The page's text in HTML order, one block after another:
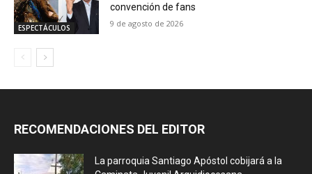
ESPECTÁCULOS
convención de fans
9 de agosto de 2026
RECOMENDACIONES DEL EDITOR
La parroquia Santiago Apóstol cobijará a la